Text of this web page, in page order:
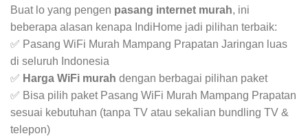
Buat lo yang pengen pasang internet murah, ini
beberapa alasan kenapa IndiHome jadi pilihan terbaik:
✅ Pasang WiFi Murah Mampang Prapatan Jaringan luas
di seluruh Indonesia
✅ Harga WiFi murah dengan berbagai pilihan paket
✅ Bisa pilih paket Pasang WiFi Murah Mampang Prapatan
sesuai kebutuhan (tanpa TV atau sekalian bundling TV &
telepon)